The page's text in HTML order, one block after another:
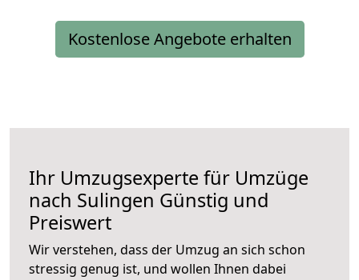
Kostenlose Angebote erhalten
Ihr Umzugsexperte für Umzüge
nach Sulingen Günstig und
Preiswert
Wir verstehen, dass der Umzug an sich schon
stressig genug ist, und wollen Ihnen dabei